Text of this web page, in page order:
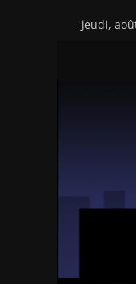
Passerjeudi,